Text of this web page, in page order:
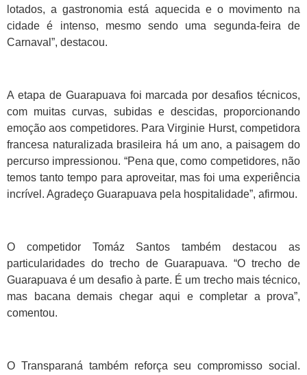
lotados, a gastronomia está aquecida e o movimento na
cidade é intenso, mesmo sendo uma segunda-feira de
Carnaval”, destacou.
A etapa de Guarapuava foi marcada por desafios técnicos,
com muitas curvas, subidas e descidas, proporcionando
emoção aos competidores. Para Virginie Hurst, competidora
francesa naturalizada brasileira há um ano, a paisagem do
percurso impressionou. “Pena que, como competidores, não
temos tanto tempo para aproveitar, mas foi uma experiência
incrível. Agradeço Guarapuava pela hospitalidade”, afirmou.
O competidor Tomáz Santos também destacou as
particularidades do trecho de Guarapuava. “O trecho de
Guarapuava é um desafio à parte. É um trecho mais técnico,
mas bacana demais chegar aqui e completar a prova”,
comentou.
O Transparaná também reforça seu compromisso social.